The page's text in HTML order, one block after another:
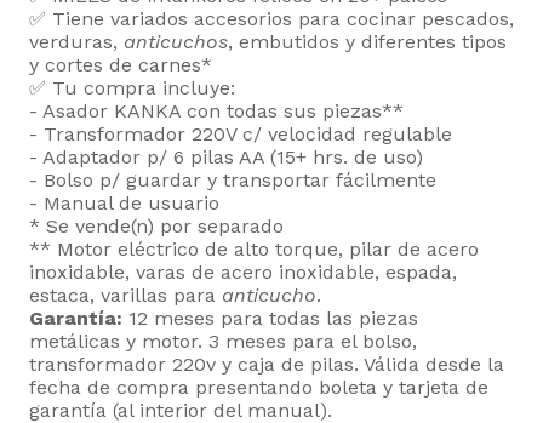
✅ Tiene variados accesorios para cocinar pescados,
verduras, anticuchos, embutidos y diferentes tipos
y cortes de carnes*
✅ Tu compra incluye:
- Asador KANKA con todas sus piezas**
- Transformador 220V c/ velocidad regulable
- Adaptador p/ 6 pilas AA (15+ hrs. de uso)
- Bolso p/ guardar y transportar fácilmente
- Manual de usuario
* Se vende(n) por separado
** Motor eléctrico de alto torque, pilar de acero
inoxidable, varas de acero inoxidable, espada,
estaca, varillas para anticucho.
Garantía: 12 meses para todas las piezas
metálicas y motor. 3 meses para el bolso,
transformador 220v y caja de pilas. Válida desde la
fecha de compra presentando boleta y tarjeta de
garantía (al interior del manual).